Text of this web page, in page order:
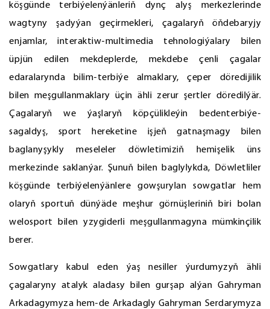
köşgünde terbiýelenýänleriň dynç alyş merkezlerinde
wagtyny şadyýan geçirmekleri, çagalaryň öňdebaryjy
enjamlar, interaktiw-multimedia tehnologiýalary bilen
üpjün edilen mekdeplerde, mekdebe çenli çagalar
edaralarynda bilim-terbiýe almaklary, çeper döredijilik
bilen meşgullanmaklary üçin ähli zerur şertler döredilýär.
Çagalaryň we ýaşlaryň köpçülikleýin bedenterbiýe-
sagaldyş, sport hereketine işjeň gatnaşmagy bilen
baglanyşykly meseleler döwletimiziň hemişelik üns
merkezinde saklanýar. Şunuň bilen baglylykda, Döwletliler
köşgünde terbiýelenýänlere gowşurylan sowgatlar hem
olaryň sportuň dünýäde meşhur görnüşleriniň biri bolan
welosport bilen yzygiderli meşgullanmagyna mümkinçilik
berer.
Sowgatlary kabul eden ýaş nesiller ýurdumyzyň ähli
çagalaryny atalyk aladasy bilen gurşap alýan Gahryman
Arkadagymyza hem-de Arkadagly Gahryman Serdarymyza